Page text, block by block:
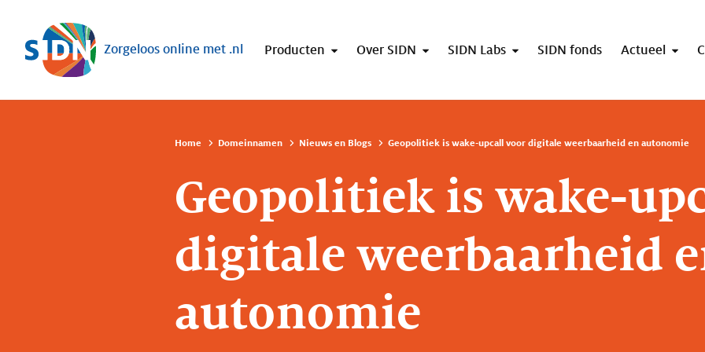
Sla navigatie over
Zorgeloos online met .nl Producten Over SIDN SIDN Labs SIDN fonds Actueel
Home Domeinnamen Nieuws en Blogs Geopolitiek is wake-upcall voor digitale weerbaarheid en autonomie
Geopolitiek is wake-
digitale weerbaarheid
autonomie